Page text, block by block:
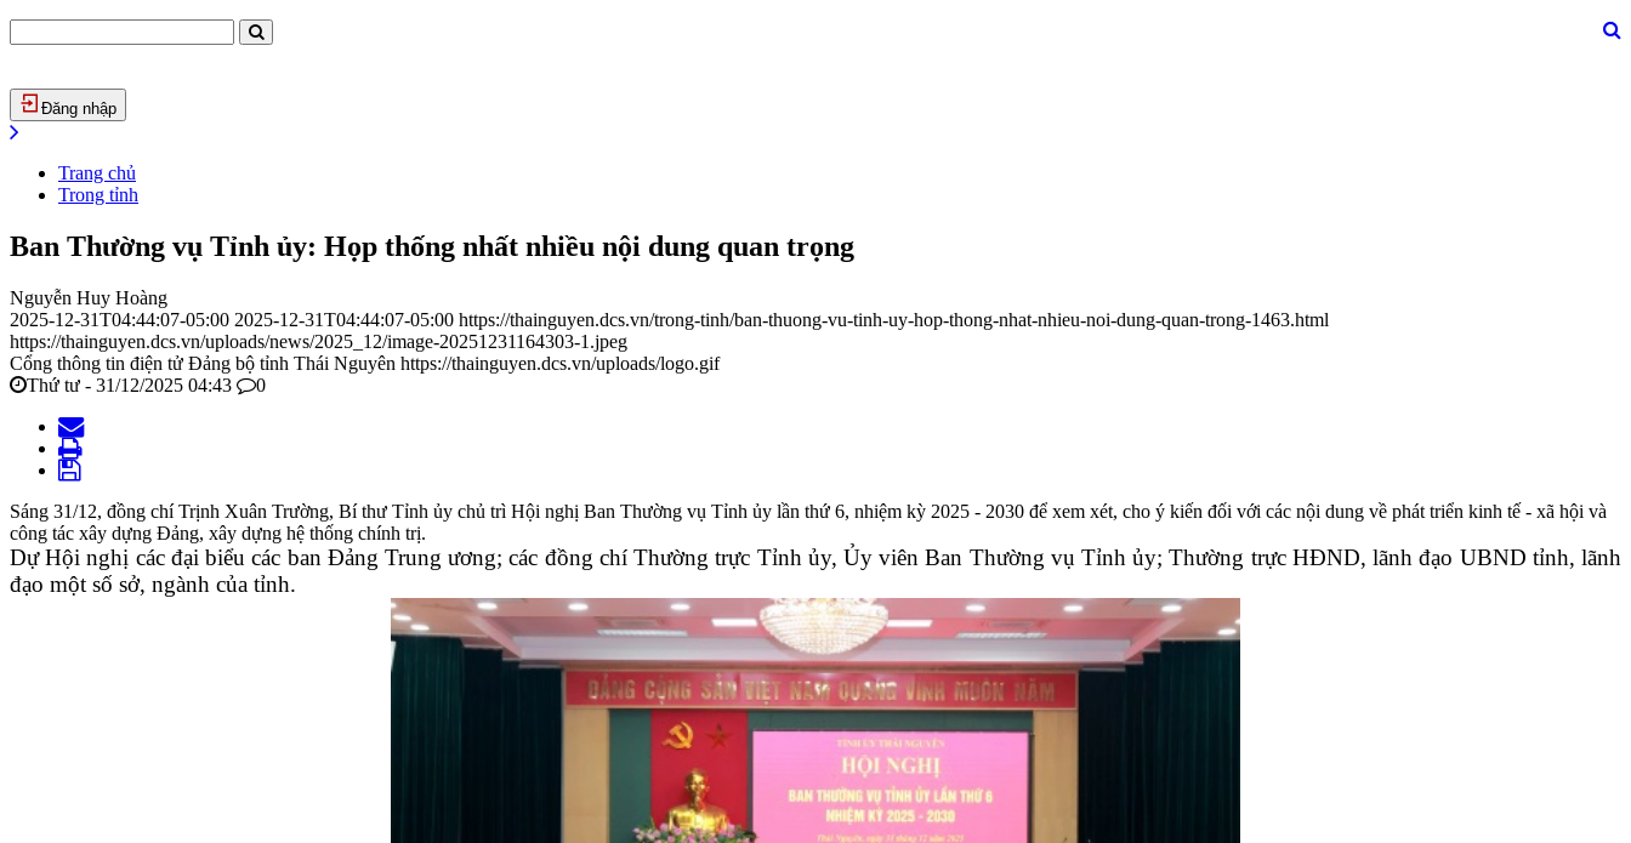
Đăng nhập
Trang chủ
Trong tỉnh
Ban Thường vụ Tỉnh ủy: Họp thống nhất nhiều nội dung quan trọng
Nguyễn Huy Hoàng
2025-12-31T04:44:07-05:00 2025-12-31T04:44:07-05:00 https://thainguyen.dcs.vn/trong-tinh/ban-thuong-vu-tinh-uy-hop-thong-nhat-nhieu-noi-dung-quan-trong-1463.html
https://thainguyen.dcs.vn/uploads/news/2025_12/image-20251231164303-1.jpeg
Cổng thông tin điện tử Đảng bộ tỉnh Thái Nguyên https://thainguyen.dcs.vn/uploads/logo.gif
Thứ tư - 31/12/2025 04:43
0
Sáng 31/12, đồng chí Trịnh Xuân Trường, Bí thư Tỉnh ủy chủ trì Hội nghị Ban Thường vụ Tỉnh ủy lần thứ 6, nhiệm kỳ 2025 - 2030 để xem xét, cho ý kiến đối với các nội dung về phát triển kinh tế - xã hội và
công tác xây dựng Đảng, xây dựng hệ thống chính trị.
Dự Hội nghị các đại biểu các ban Đảng Trung ương; các đồng chí Thường trực Tỉnh ủy, Ủy viên Ban Thường vụ Tỉnh ủy; Thường trực HĐND, lãnh đạo UBND tỉnh, lãnh
đạo một số sở, ngành của tỉnh.